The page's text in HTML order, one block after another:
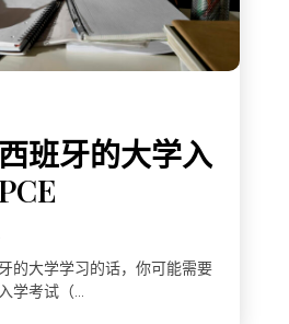
班牙的大学入
的大学学习的话，你可能需要
学考试（...